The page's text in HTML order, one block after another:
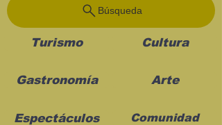
Búsqueda
Turismo Cultura
Gastronomía Arte
Espectáculos Comunidad